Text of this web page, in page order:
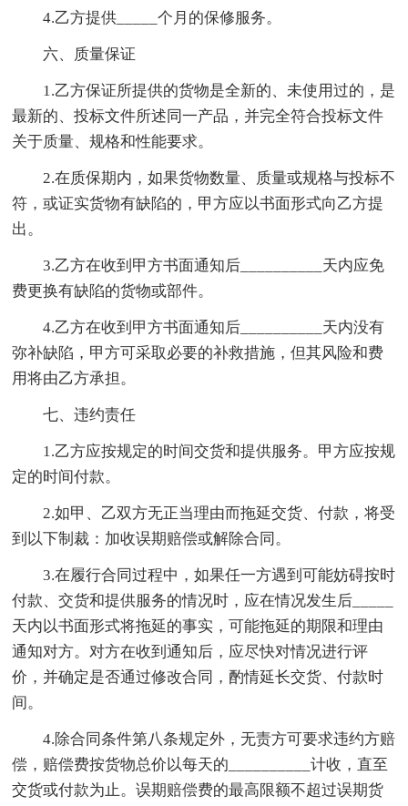
4.乙方提供_____个月的保修服务。
六、质量保证
1.乙方保证所提供的货物是全新的、未使用过的，是
最新的、投标文件所述同一产品，并完全符合投标文件
关于质量、规格和性能要求。
2.在质保期内，如果货物数量、质量或规格与投标不
符，或证实货物有缺陷的，甲方应以书面形式向乙方提
出。
3.乙方在收到甲方书面通知后__________天内应免
费更换有缺陷的货物或部件。
4.乙方在收到甲方书面通知后__________天内没有
弥补缺陷，甲方可采取必要的补救措施，但其风险和费
用将由乙方承担。
七、违约责任
1.乙方应按规定的时间交货和提供服务。甲方应按规
定的时间付款。
2.如甲、乙双方无正当理由而拖延交货、付款，将受
到以下制裁：加收误期赔偿或解除合同。
3.在履行合同过程中，如果任一方遇到可能妨碍按时
付款、交货和提供服务的情况时，应在情况发生后_____
天内以书面形式将拖延的事实，可能拖延的期限和理由
通知对方。对方在收到通知后，应尽快对情况进行评
价，并确定是否通过修改合同，酌情延长交货、付款时
间。
4.除合同条件第八条规定外，无责方可要求违约方赔
偿，赔偿费按货物总价以每天的__________计收，直至
交货或付款为止。误期赔偿费的最高限额不超过误期货